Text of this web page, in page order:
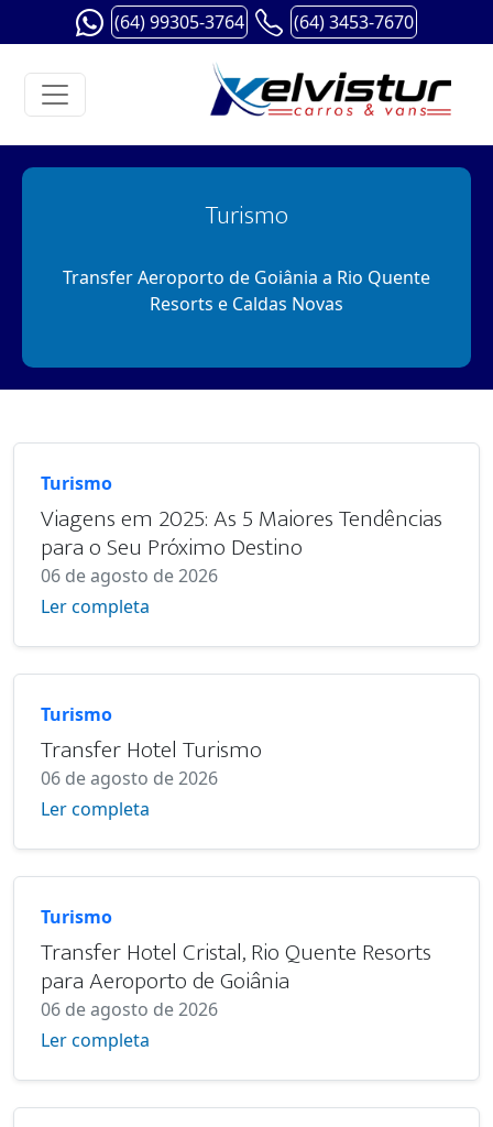
(64) 99305-3764 (64) 3453-7670
Turismo
Transfer Aeroporto de Goiânia a Rio Quente
Resorts e Caldas Novas
Turismo
Viagens em 2025: As 5 Maiores Tendências
para o Seu Próximo Destino
06 de agosto de 2026
Ler completa
Turismo
Transfer Hotel Turismo
06 de agosto de 2026
Ler completa
Turismo
Transfer Hotel Cristal, Rio Quente Resorts
para Aeroporto de Goiânia
06 de agosto de 2026
Ler completa